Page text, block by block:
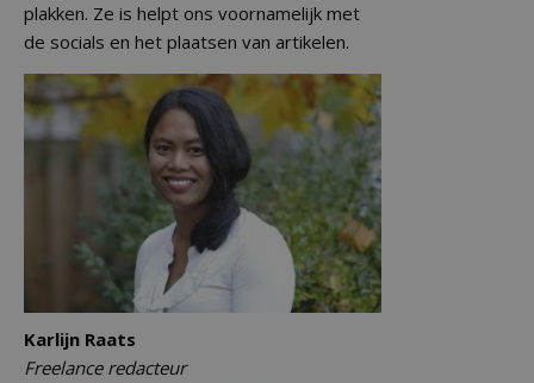
plakken. Ze is helpt ons voornamelijk met
de socials en het plaatsen van artikelen.
Karlijn Raats
Freelance redacteur